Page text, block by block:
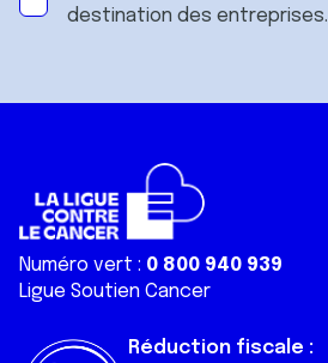
destination des entreprises.
Numéro vert : 0 800 940 939
Ligue Soutien Cancer
Réduction fiscale :